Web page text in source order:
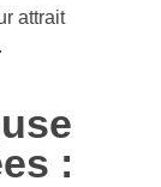
attrait
: